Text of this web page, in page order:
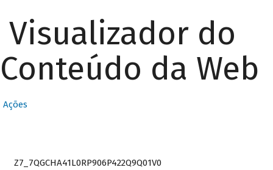
Visualizador do
Conteúdo da Web
Ações
Z7_7QGCHA41L0RP906P422Q9Q01V0